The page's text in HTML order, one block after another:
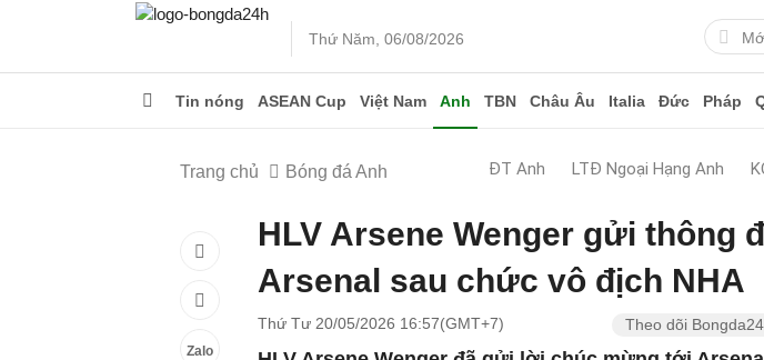
Thứ Năm, 06/08/2026
Tin nóng ASEAN Cup Việt Nam Anh TBN Châu Âu Italia Đức Pháp
Trang chủ Bóng đá Anh ĐT Anh LTĐ Ngoại Hạng Anh
Zalo
HLV Arsene Wenger gửi thông
Arsenal sau chức vô địch NHA
Thứ Tư 20/05/2026 16:57(GMT+7) Theo dõi